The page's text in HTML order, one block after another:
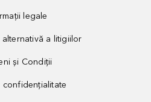
legale
a litigiilor
și Condiții
confidențialitate